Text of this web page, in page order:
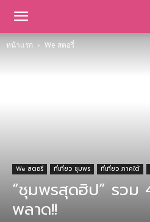
หน้าแรก We สตอรี่
We สตอรี่ ที่เที่ยว ชุมพร ที่เที่ยว ภาคใต้
“ชุมพรสุดฮิป” รวม
พลาด!!